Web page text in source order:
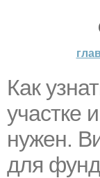
Как
участке
нужен.
для